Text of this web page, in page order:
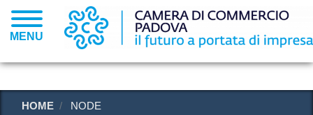
Salta
al
contenuto
MENU
HOME
NODE